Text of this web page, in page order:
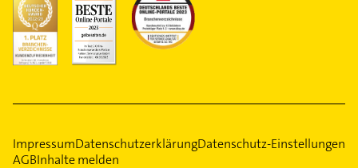
ImpressumDatenschutzerklärungDatenschutz-Einstellungen
AGBInhalte melden